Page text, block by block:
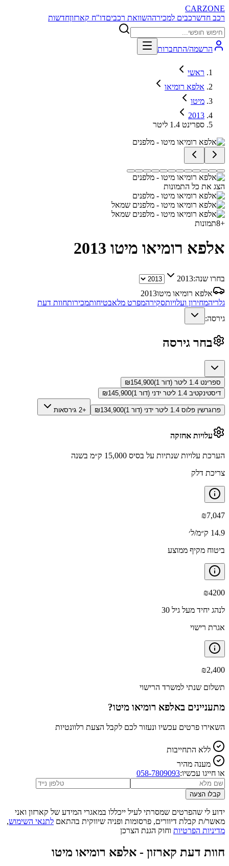
CARZONE
רכב חדשרכבים למכירההשוואת רכביםדו"ח קארזוןחדשות
הרשמה/התחברות
ראשי
אלפא רומיאו
מיטו
2013
ספרינט 1.4 ליטר
הצג את כל התמונות
+
8תמונות
אלפא רומיאו מיטו 2013
בחרו שנה:2013
אלפא רומיאו מיטו2013
גלריהמחירון ועלויותסקירהמפרט מלאבטיחותמכירותחוות דעת
גירסה:
בחר גירסה
ספרינט 1.4 ליטר (דור 1) ₪154,900
דיסטינקטיב 1.4 ליטר ידני (דור 1)
₪145,900
פרוגרשין פלוס 1.4 ליטר ידני (דור 1) ₪134,900 +2 גירסאות
עלויות אחזקה
הערכת עלויות שנתיות על בסיס 15,000 ק״מ בשנה
צריכת דלק
₪7,047
14.9 ק״מ/ל׳
ביטוח מקיף ממוצע
₪4200
לנהג יחיד מעל גיל 30
אגרת רישוי
₪2,400
תשלום שנתי למשרד הרישוי
מתעניינים באלפא רומיאו מיטו?
השאירו פרטים עכשיו ונעזור לכם לקבל הצעת רלוונטיות
ללא התחייבות
מענה מהיר
או חייגו עכשיו:058-7809093
קבלו הצעה
ידוע לי שהפרטים שמסרתי לעיל ייכללו במאגרי המידע של קארזון ואני
מאשר/ת קבלת דיוורים, פרסומות ופניה שיווקית בהתאם לתנאי השימוש,
מדיניות הפרטיות וחוק הגנת הצרכן
חוות דעת קארזון - אלפא רומיאו מיטו